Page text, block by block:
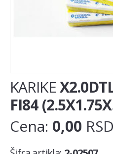
KAIŠNI PRENOS
Španer kanalnog (PK) kaiša
Zupcasti kais
KARIKE
FI84
Cena: 0,00 RSD